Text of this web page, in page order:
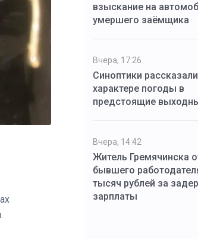
взыскание на
умершего заёмщика
Вчера, 17:26
Синоптики
характере погоды в
предстоящие
Вчера, 14:42
Житель Гремячинска
бывшего
тысяч рублей за
зарплаты